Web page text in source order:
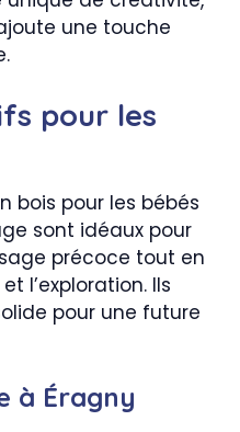
une touche
pour les
bois pour les bébés
sont idéaux pour
précoce tout en
et l’exploration. Ils
pour une future
à Éragny